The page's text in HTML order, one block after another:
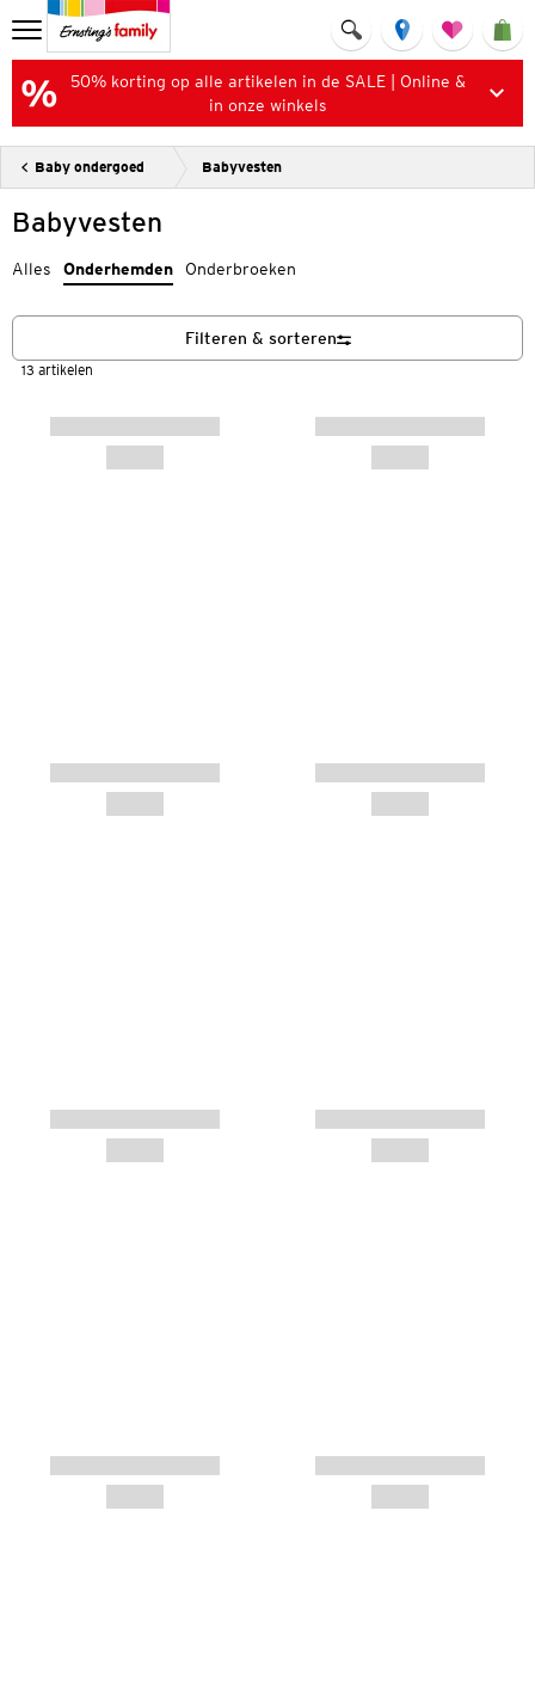
50% korting op alle artikelen in de SALE | Online &
in onze winkels
Baby ondergoed Babyvesten
Babyvesten
Alles Onderhemden Onderbroeken
13 artikelen
Filteren & sorteren